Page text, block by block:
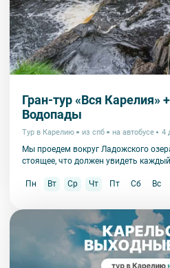
Гран-тур «Вся Карелия» +
Водопады
Тур в Карелию из спб на автобусе 4
Мы проедем вокруг Ладожского
стоящее, что должен увидеть
Пн Вт Ср Чт Пт Сб Вс